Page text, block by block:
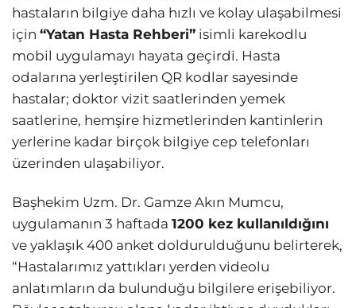
hastaların bilgiye daha hızlı ve kolay ulaşabilmesi
için “Yatan Hasta Rehberi” isimli karekodlu
mobil uygulamayı hayata geçirdi. Hasta
odalarına yerleştirilen QR kodlar sayesinde
hastalar; doktor vizit saatlerinden yemek
saatlerine, hemşire hizmetlerinden kantinlerin
yerlerine kadar birçok bilgiye cep telefonları
üzerinden ulaşabiliyor.
Başhekim Uzm. Dr. Gamze Akın Mumcu,
uygulamanın 3 haftada 1200 kez kullanıldığını
ve yaklaşık 400 anket doldurulduğunu belirterek,
“Hastalarımız yattıkları yerden videolu
anlatımların da bulunduğu bilgilere erişebiliyor.